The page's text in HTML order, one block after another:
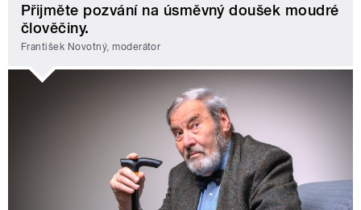
Přijměte pozvání na úsměvný doušek moudré
člověčiny.
František Novotný, moderátor